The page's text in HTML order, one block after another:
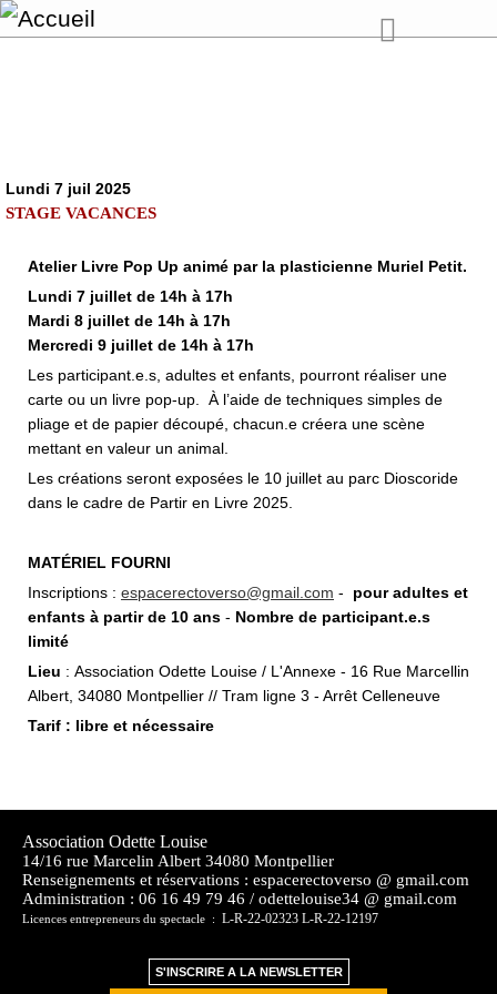
Lundi 7 juil 2025
STAGE VACANCES
Atelier Livre Pop Up animé par la plasticienne Muriel Petit.
Lundi 7 juillet de 14h à 17h
Mardi 8 juillet de 14h à 17h
Mercredi 9 juillet de 14h à 17h
Les participant.e.s, adultes et enfants, pourront réaliser une
carte ou un livre pop-up. À l’aide de techniques simples de
pliage et de papier découpé, chacun.e créera une scène
mettant en valeur un animal.
Les créations seront exposées le 10 juillet au parc Dioscoride
dans le cadre de Partir en Livre 2025.
MATÉRIEL FOURNI
Inscriptions : espacerectoverso@gmail.com - pour adultes et
enfants à partir de 10 ans - Nombre de participant.e.s
limité
Lieu : Association Odette Louise / L'Annexe - 16 Rue Marcellin
Albert, 34080 Montpellier // Tram ligne 3 - Arrêt Celleneuve
Tarif : libre et nécessaire
Association Odette Louise
14/16 rue Marcelin Albert 34080 Montpellier
Renseignements et réservations : espacerectoverso @ gmail.com
Administration : 06 16 49 79 46 / odettelouise34 @ gmail.com
Licences entrepreneurs du spectacle : L-R-22-02323 L-R-22-12197
S'INSCRIRE A LA NEWSLETTER